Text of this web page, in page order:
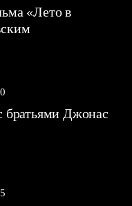
«Лето в
братьями Джонас